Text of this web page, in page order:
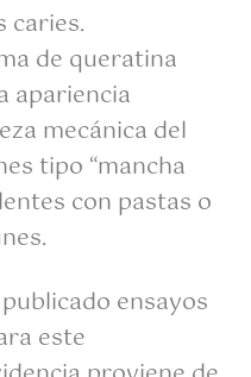
caries.
de queratina
apariencia
mecánica del
tipo “mancha
con pastas o
ensayos
este